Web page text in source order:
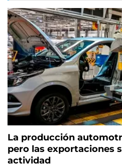
La producción
pero las exportaciones
actividad